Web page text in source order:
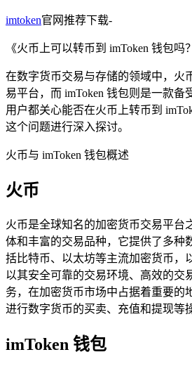
imtoken官网推荐下载-
《火币上可以转币到 imToken 钱包吗
在数字货币交易与存储的领域中，火
易平台，而 imToken 钱包则是一款备
用户都关心能否在火币上转币到
这个问题进行深入探讨。
火币与 imToken 钱包概述
火币
火币是全球知名的加密货币交易平台
体和丰富的交易品种，它提供了多种
括比特币、以太坊等主流加密货币，
以其安全可靠的交易环境、高效的交
务，在加密货币市场中占据着重要的
进行数字货币的买卖、充值和提现等
imToken 钱包